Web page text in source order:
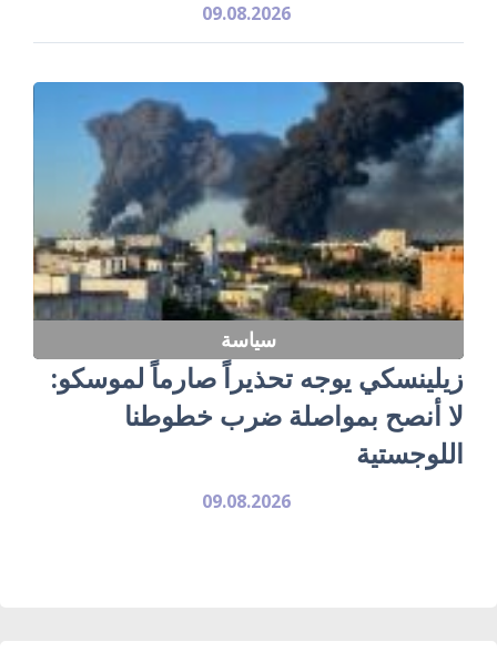
09.08.2026
سياسة
زيلينسكي يوجه تحذيراً صارماً لموسكو:
لا أنصح بمواصلة ضرب خطوطنا
اللوجستية
09.08.2026